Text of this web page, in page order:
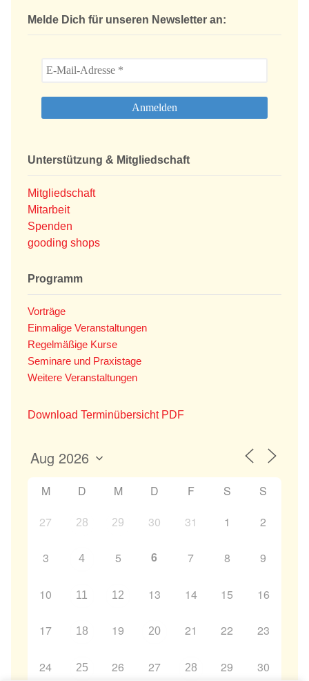
Melde Dich für unseren Newsletter an:
Unterstützung & Mitgliedschaft
Mitgliedschaft
Mitarbeit
Spenden
gooding shops
Programm
Vorträge
Einmalige Veranstaltungen
Regelmäßige Kurse
Seminare und Praxistage
Weitere Veranstaltungen
Download Terminübersicht PDF
M D M D F S
S
27
28 29 30 31 1 2
3 4 5 6 7 8 9
10 11 12 13 14 15 16
17 18 19 20 21 22 23
24 25 26 27 28 29 30